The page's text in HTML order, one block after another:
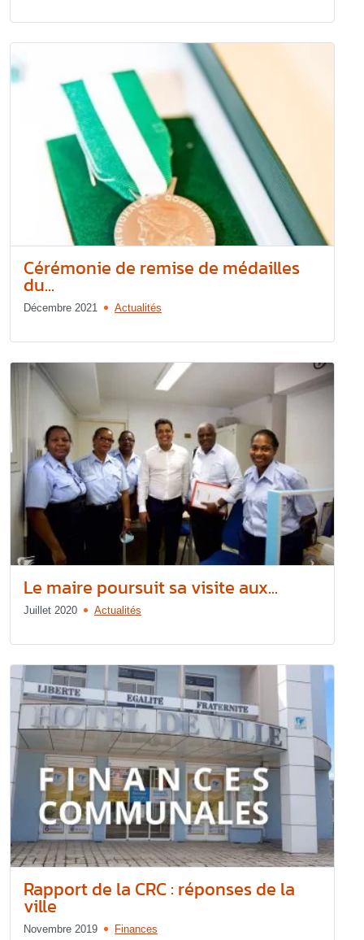
Cérémonie de remise de médailles
du...
Décembre 2021 Actualités
Le maire poursuit sa visite aux...
Juillet 2020 Actualités
Rapport de la CRC : réponses de la
ville
Novembre 2019 Finances